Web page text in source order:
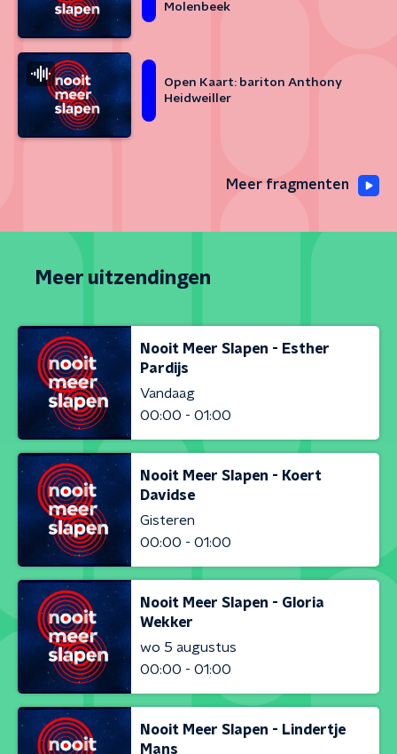
Molenbeek
Open Kaart: bariton Anthony
Heidweiller
Meer fragmenten
Meer uitzendingen
Nooit Meer Slapen - Esther
Pardijs
Vandaag
00:00 - 01:00
Nooit Meer Slapen - Koert
Davidse
Gisteren
00:00 - 01:00
Nooit Meer Slapen - Gloria
Wekker
wo 5 augustus
00:00 - 01:00
Nooit Meer Slapen - Lindertje
Mans